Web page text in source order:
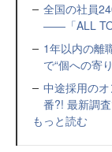
全国の社員
――「ALL
1年以内の離
で“個への寄
中途採用の
番?! 最新調
もっと読む